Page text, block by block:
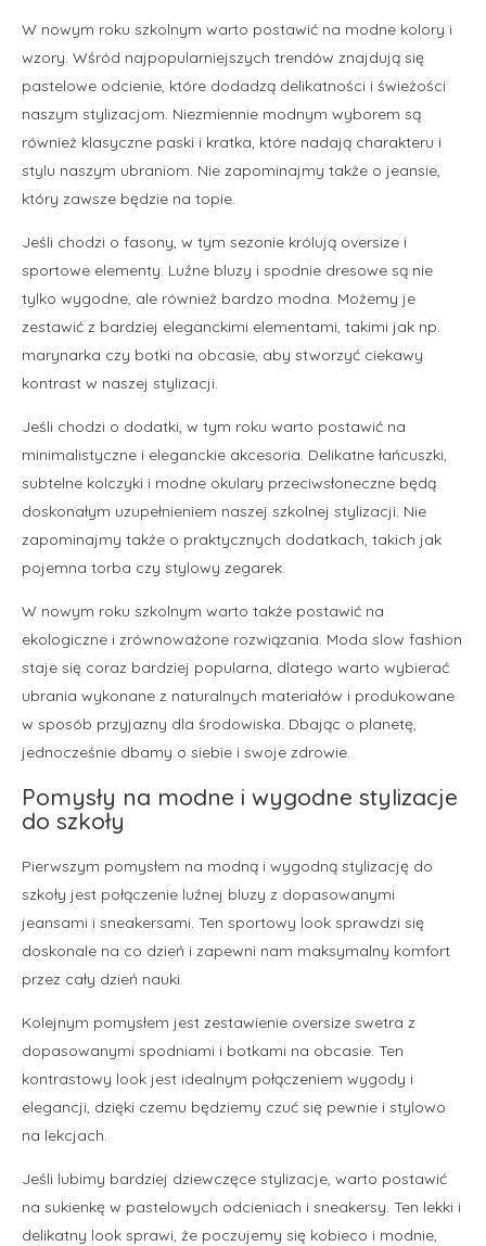
W nowym roku szkolnym warto postawić na modne kolory i
wzory. Wśród najpopularniejszych trendów znajdują się
pastelowe odcienie, które dodadzą delikatności i świeżości
naszym stylizacjom. Niezmiennie modnym wyborem są
również klasyczne paski i kratka, które nadają charakteru i
stylu naszym ubraniom. Nie zapominajmy także o jeansie,
który zawsze będzie na topie.
Jeśli chodzi o fasony, w tym sezonie królują oversize i
sportowe elementy. Luźne bluzy i spodnie dresowe są nie
tylko wygodne, ale również bardzo modna. Możemy je
zestawić z bardziej eleganckimi elementami, takimi jak np.
marynarka czy botki na obcasie, aby stworzyć ciekawy
kontrast w naszej stylizacji.
Jeśli chodzi o dodatki, w tym roku warto postawić na
minimalistyczne i eleganckie akcesoria. Delikatne łańcuszki,
subtelne kolczyki i modne okulary przeciwsłoneczne będą
doskonałym uzupełnieniem naszej szkolnej stylizacji. Nie
zapominajmy także o praktycznych dodatkach, takich jak
pojemna torba czy stylowy zegarek.
W nowym roku szkolnym warto także postawić na
ekologiczne i zrównoważone rozwiązania. Moda slow fashion
staje się coraz bardziej popularna, dlatego warto wybierać
ubrania wykonane z naturalnych materiałów i produkowane
w sposób przyjazny dla środowiska. Dbając o planetę,
jednocześnie dbamy o siebie i swoje zdrowie.
Pomysły na modne i wygodne stylizacje
do szkoły
Pierwszym pomysłem na modną i wygodną stylizację do
szkoły jest połączenie luźnej bluzy z dopasowanymi
jeansami i sneakersami. Ten sportowy look sprawdzi się
doskonale na co dzień i zapewni nam maksymalny komfort
przez cały dzień nauki.
Kolejnym pomysłem jest zestawienie oversize swetra z
dopasowanymi spodniami i botkami na obcasie. Ten
kontrastowy look jest idealnym połączeniem wygody i
elegancji, dzięki czemu będziemy czuć się pewnie i stylowo
na lekcjach.
Jeśli lubimy bardziej dziewczęce stylizacje, warto postawić
na sukienkę w pastelowych odcieniach i sneakersy. Ten lekki i
delikatny look sprawi, że poczujemy się kobieco i modnie,